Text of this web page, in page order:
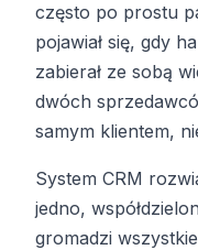
często po prostu
pojawiał się, gdy
zabierał ze sobą
dwóch
samym klientem,
System CRM
jedno,
gromadzi